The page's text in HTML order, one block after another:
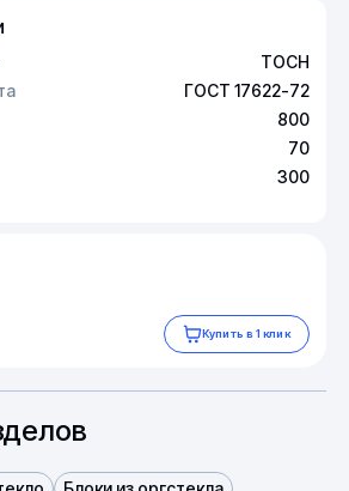
ТОСН
ГОСТ 17622-72
800
70
300
Купить в 1 клик